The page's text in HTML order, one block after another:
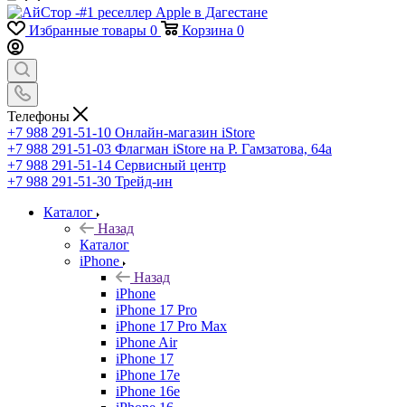
Избранные товары 0 Корзина 0
Телефоны
+7 988 291-51-10 Онлайн-магазин iStore
+7 988 291-51-03 Флагман iStore на Р. Гамзатова, 64а
+7 988 291-51-14 Сервисный центр
+7 988 291-51-30 Трейд-ин
Каталог
Назад
Каталог
iPhone
Назад
iPhone
iPhone 17 Pro
iPhone 17 Pro Max
iPhone Air
iPhone 17
iPhone 17e
iPhone 16e